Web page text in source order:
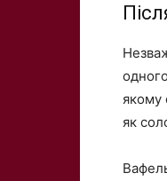
якому
як